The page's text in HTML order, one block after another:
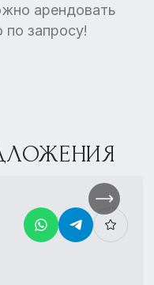
арендовать
запросу!